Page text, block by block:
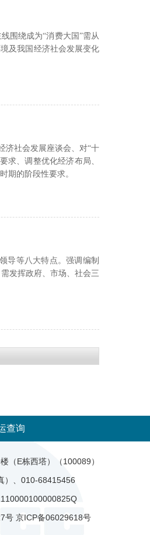
围绕成为“消费大国”需从
及我国经济社会发展变化
济社会发展座谈会、对“十
求、调整优化经济布局、
期的阶段性要求。
导等八大特点。强调编制
发挥政府、市场、社会三